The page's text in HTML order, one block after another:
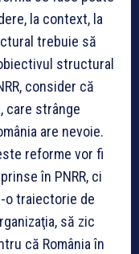
la context, la
trebuie să
structural
consider că
care strânge
are nevoie.
reforme vor fi
în PNRR, ci
o traiectorie de
să zic
că România în